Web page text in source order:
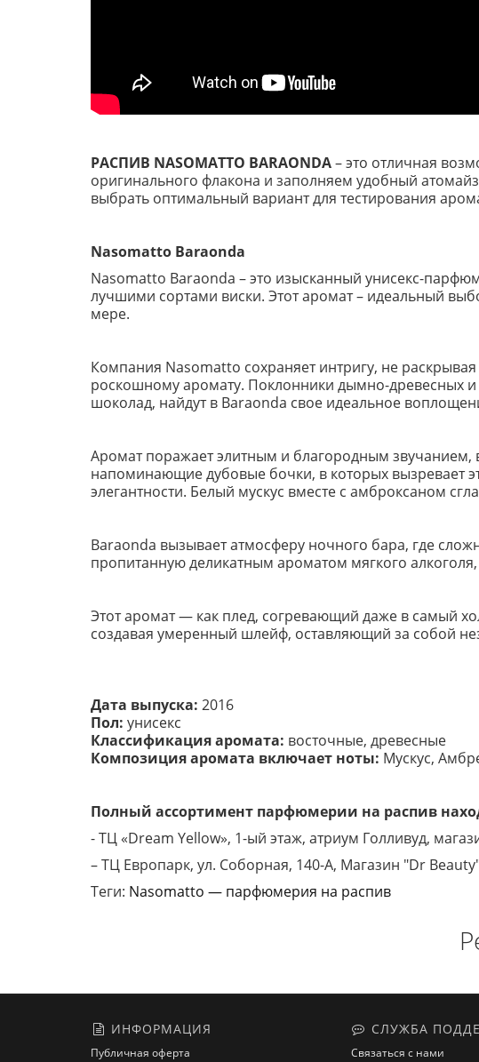
РАСПИВ NASOMATTO BARAONDA– это отличная
оригинального флакона и заполняем удобный
выбрать оптимальный вариант для тестирования
Nasomatto Baraonda
Nasomatto Baraonda – это изысканный унисекс-
лучшими сортами виски. Этот аромат – идеальный
мере.
Компания Nasomatto сохраняет интригу, не
роскошному аромату. Поклонники дымно-древесных
шоколад, найдут в Baraonda свое идеальное
Аромат поражает элитным и благородным
напоминающие дубовые бочки, в которых вызревает
элегантности. Белый мускус вместе с амброксаном
Baraonda вызывает атмосферу ночного бара, где
пропитанную деликатным ароматом мягкого
Этот аромат — как плед, согревающий даже в самый
создавая умеренный шлейф, оставляющий за собой
Дата выпуска: 2016
Пол: унисекс
Классификация аромата: восточные, древесные
Композиция аромата включает ноты: Мускус,
Полный ассортимент парфюмерии на распив
- ТЦ «Dream Yellow», 1-ый этаж, атриум Голливуд,
– ТЦ Европарк, ул. Соборная, 140-A, Магазин "Dr
Теги: Nasomatto — парфюмерия на распив
ИНФОРМАЦИЯ
Публичная оферта
СЛУЖБА
Связаться с нами